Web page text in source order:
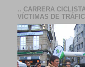
.. CARRERA
VÍCTIMAS DE